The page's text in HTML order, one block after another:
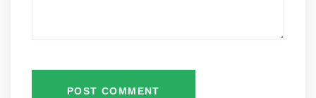
POST COMMENT